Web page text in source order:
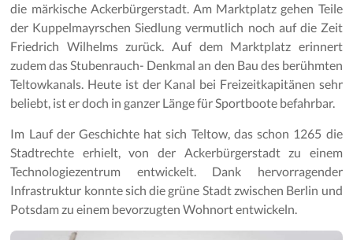
die märkische Ackerbürgerstadt. Am Marktplatz gehen Teile
der Kuppelmayrschen Siedlung vermutlich noch auf die Zeit
Friedrich Wilhelms zurück. Auf dem Marktplatz erinnert
zudem das Stubenrauch- Denkmal an den Bau des berühmten
Teltowkanals. Heute ist der Kanal bei Freizeitkapitänen sehr
beliebt, ist er doch in ganzer Länge für Sportboote befahrbar.
Im Lauf der Geschichte hat sich Teltow, das schon 1265 die
Stadtrechte erhielt, von der Ackerbürgerstadt zu einem
Technologiezentrum entwickelt. Dank hervorragender
Infrastruktur konnte sich die grüne Stadt zwischen Berlin und
Potsdam zu einem bevorzugten Wohnort entwickeln.